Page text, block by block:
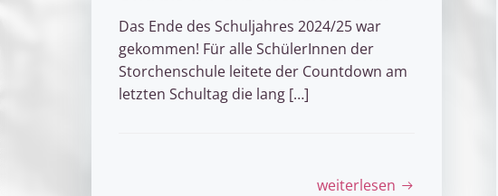
Das Ende des Schuljahres 2024/25 war
gekommen! Für alle SchülerInnen der
Storchenschule leitete der Countdown am
letzten Schultag die lang […]
weiterlesen